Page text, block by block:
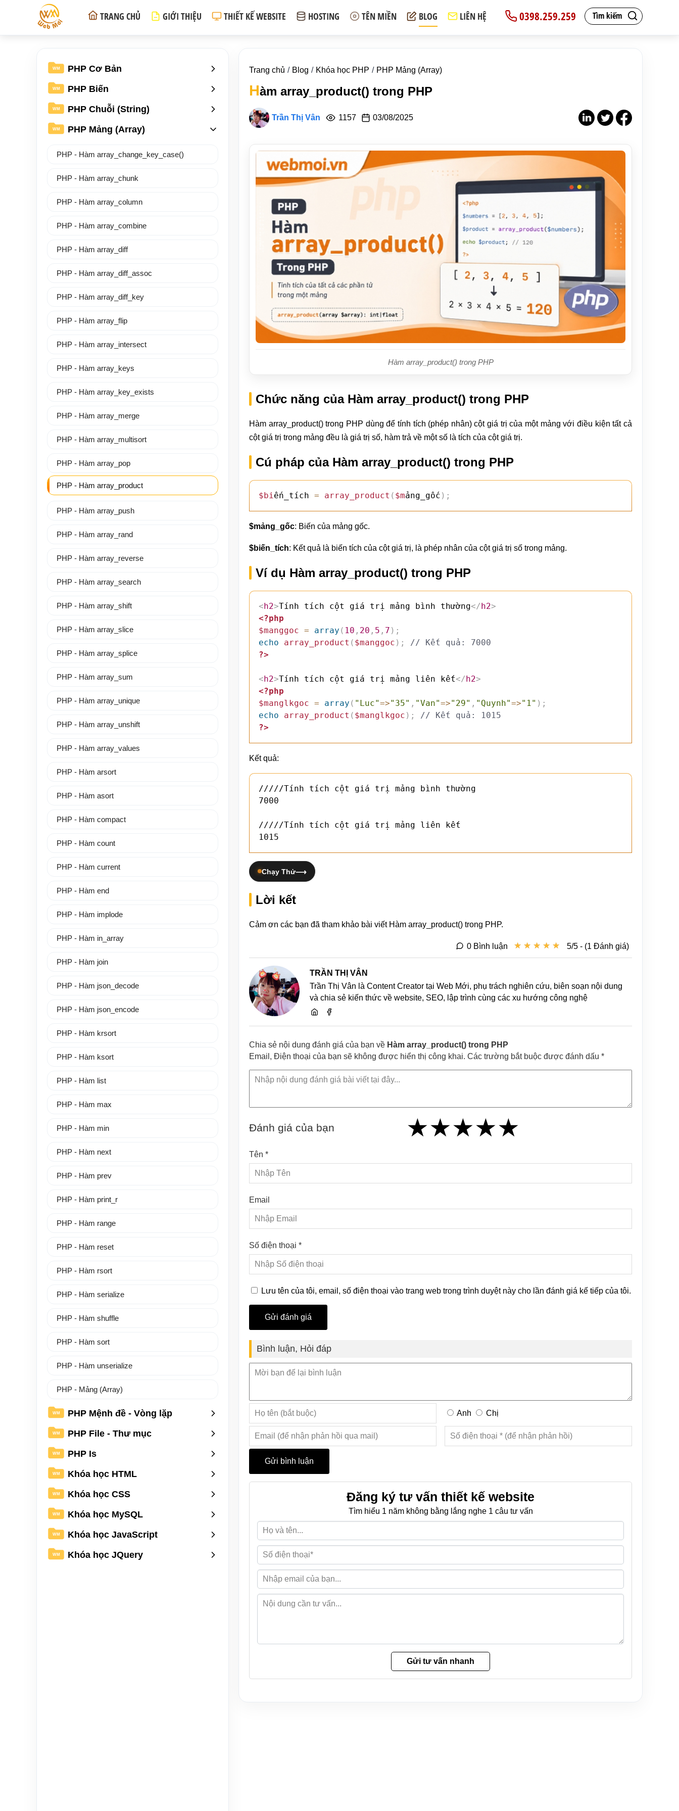
Tìm kiếm
0398.259.259
TRANG CHỦ GIỚI THIỆU THIẾT KẾ WEBSITE HOSTING TÊN MIỀN BLOG LIÊN HỆ
Trang chủ Blog Khóa học PHP PHP Mảng (Array)
Hàm array_product() trong PHP
Trần Thị Vân 1157 03/08/2025
Hàm array_product() trong PHP
Chức năng của Hàm array_product() trong PHP
Hàm array_product() trong PHP dùng để tính tích (phép nhân) cột giá trị của một mảng với điều kiện tất cả
cột giá trị trong mảng đều là giá trị số, hàm trả về một số là tích của cột giá trị.
Cú pháp của Hàm array_product() trong PHP
$biến_tích = array_product ( $mảng_gốc ) ;
$mảng_gốc: Biến của mảng gốc.
$biến_tích: Kết quả là biến tích của cột giá trị, là phép nhân của cột giá trị số trong mảng.
Ví dụ Hàm array_product() trong PHP
<h2>Tính tích cột giá trị mảng bình thường</h2>
<?php
$manggoc = array ( 10 , 20 , 5 , 7 ) ;
echo
array_product ( $manggoc ) ;
// Kết quả: 7000
?>
<h2>Tính tích cột giá trị mảng liên kết</h2>
<?php
$manglkgoc = array ( "Luc"=>"35" , "Van"=>"29" , "Quynh"=>"1" ) ;
echo
array_product ( $manglkgoc ) ;
// Kết quả: 1015
?>
Kết quả:
/////Tính tích cột giá trị mảng bình thường
7000
/////Tính tích cột giá trị mảng liên kết
1015
Chạy Thử
Lời kết
Cảm ơn các bạn đã tham khảo bài viết Hàm array_product() trong PHP.
★ ★ ★ ★ ★
★ ★ ★ ★ ★ 5/5 - (1 Đánh giá)
0 Bình luận
TRẦN THỊ VÂN
Trần Thị Vân là Content Creator tại Web Mới, phụ trách nghiên cứu, biên soạn nội dung
và chia sẻ kiến thức về website, SEO, lập trình cùng các xu hướng công nghệ
Chia sẻ nội dung đánh giá của bạn về Hàm array_product() trong PHP
Email, Điện thoại của bạn sẽ không được hiển thị công khai. Các trường bắt buộc được đánh dấu *
Đánh giá của bạn ★
★★
★★★
★★★★
★★★★★
Tên *
Email
Số điện thoại *
Lưu tên của tôi, email, số điện thoại vào trang web trong trình duyệt này cho lần đánh giá kế tiếp của tôi.
Bình luận, Hỏi đáp
Anh Chị
Đăng ký tư vấn thiết kế website
Tìm hiểu 1 năm không bằng lắng nghe 1 câu tư vấn
WM PHP Cơ Bản
WM PHP Biến
WM PHP Chuỗi (String)
WM PHP Mảng (Array)
PHP - Hàm array_change_key_case()
PHP - Hàm array_chunk
PHP - Hàm array_column
PHP - Hàm array_combine
PHP - Hàm array_diff
PHP - Hàm array_diff_assoc
PHP - Hàm array_diff_key
PHP - Hàm array_flip
PHP - Hàm array_intersect
PHP - Hàm array_keys
PHP - Hàm array_key_exists
PHP - Hàm array_merge
PHP - Hàm array_multisort
PHP - Hàm array_pop
PHP - Hàm array_product
PHP - Hàm array_push
PHP - Hàm array_rand
PHP - Hàm array_reverse
PHP - Hàm array_search
PHP - Hàm array_shift
PHP - Hàm array_slice
PHP - Hàm array_splice
PHP - Hàm array_sum
PHP - Hàm array_unique
PHP - Hàm array_unshift
PHP - Hàm array_values
PHP - Hàm arsort
PHP - Hàm asort
PHP - Hàm compact
PHP - Hàm count
PHP - Hàm current
PHP - Hàm end
PHP - Hàm implode
PHP - Hàm in_array
PHP - Hàm join
PHP - Hàm json_decode
PHP - Hàm json_encode
PHP - Hàm krsort
PHP - Hàm ksort
PHP - Hàm list
PHP - Hàm max
PHP - Hàm min
PHP - Hàm next
PHP - Hàm prev
PHP - Hàm print_r
PHP - Hàm range
PHP - Hàm reset
PHP - Hàm rsort
PHP - Hàm serialize
PHP - Hàm shuffle
PHP - Hàm sort
PHP - Hàm unserialize
PHP - Mảng (Array)
WM PHP Mệnh đề - Vòng lặp
WM PHP File - Thư mục
WM PHP Is
WM Khóa học HTML
WM Khóa học CSS
WM Khóa học MySQL
WM Khóa học JavaScript
WM Khóa học JQuery